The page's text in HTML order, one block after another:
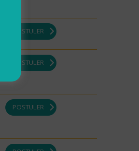
POSTULER
POSTULER
POSTULER